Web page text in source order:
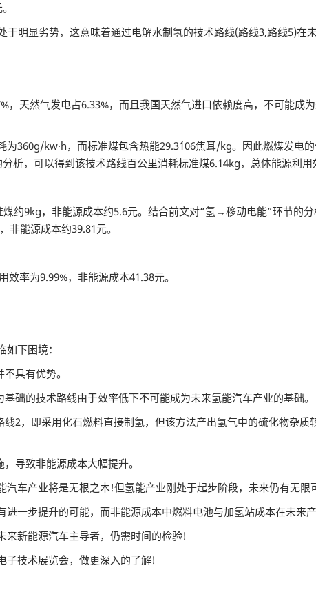
显劣势，这意味着通过电解水制氢的技术路线(路线3,路线5)在
天然气发电占6.33%，而且我国天然气进口依赖度高，不可能成
kw·h，而标准煤包含热能29.3´106焦耳/kg。因此燃煤发电
，可以得到该技术路线百公里消耗标准煤6.14kg，总体能源利用
9kg，非能源成本约5.6元。结合前文对“氢→移动电能”环节的分
非能源成本约39.81元。
率为9.99%，非能源成本41.38元。
下困境：
具有优势。
的技术路线由于效率低下不可能成为未来氢能汽车产业的基础。
，即采用化石燃料直接制氢，但该方法产出氢气中的硫化物杂质
导致非能源成本大幅提升。
产业将是无根之木!但氢能产业刚处于起步阶段，未来仍有无限
步提升的可能，而非能源成本中燃料电池与加氢站成本在未来产
新能源汽车主导者，仍需时间的检验!
技术展览会，做更深入的了解!